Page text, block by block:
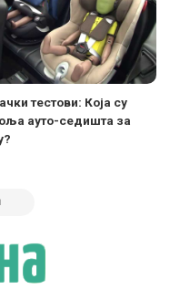
тестови: Која су
ауто-седишта за